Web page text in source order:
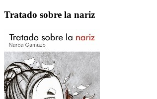
Tratado sobre la nariz